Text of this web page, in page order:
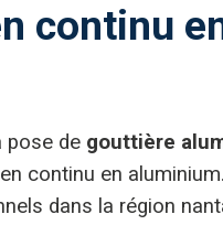
continu
pose de gouttière
continu en
dans la région